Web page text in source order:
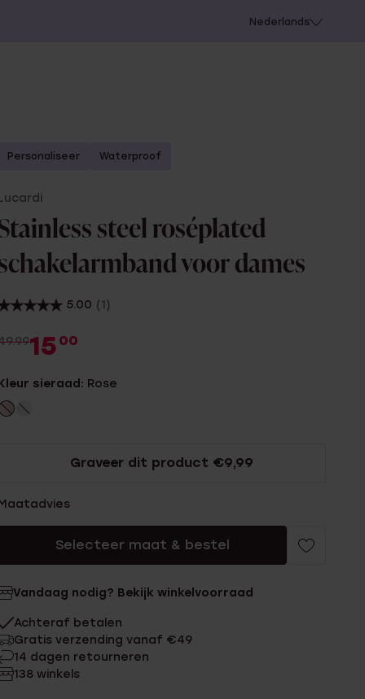
Nederlands
Personaliseer Waterproof
steel roséplated
voor dames
5.00 (1)
15 00
sieraad: Rose
Graveer dit product €9,99
Selecteer maat & bestel
Vandaag nodig? Bekijk winkelvoorraad
Achteraf betalen
Gratis verzending vanaf €49
14 dagen retourneren
138 winkels